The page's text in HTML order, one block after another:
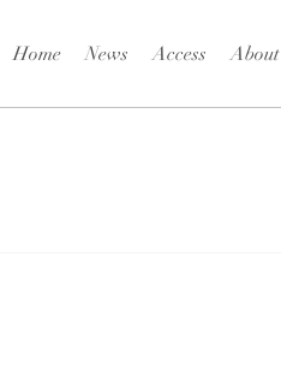
Home News Access About